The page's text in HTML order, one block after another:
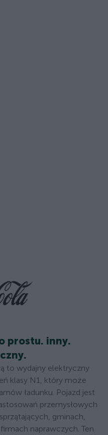
prostu. inny.
to wydajny elektryczny
klasy N1, który może
ładunku. Pojazd jest
przemysłowych
gminach,
naprawczych. Ten